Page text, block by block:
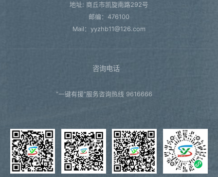
地址: 商丘市凯旋南路292号
邮编：476100
Mail：yyzhb11@126.com
咨询电话
“一键有援”服务咨询热线 9616666